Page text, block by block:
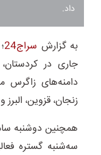
داد.
به گزارش سراج24
جاری در
دامنه‌های زاگرس
زنجان، قزوین،
همچنین دوشنبه
سه‌شنبه گستره